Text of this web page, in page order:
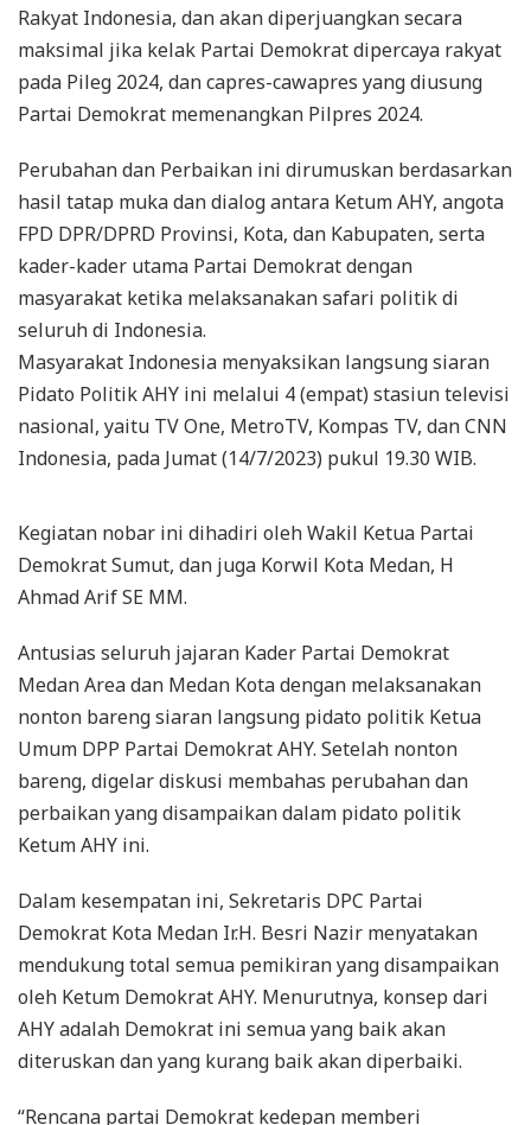
Rakyat Indonesia, dan akan diperjuangkan secara
maksimal jika kelak Partai Demokrat dipercaya rakyat
pada Pileg 2024, dan capres-cawapres yang diusung
Partai Demokrat memenangkan Pilpres 2024.
Perubahan dan Perbaikan ini dirumuskan berdasarkan
hasil tatap muka dan dialog antara Ketum AHY, angota
FPD DPR/DPRD Provinsi, Kota, dan Kabupaten, serta
kader-kader utama Partai Demokrat dengan
masyarakat ketika melaksanakan safari politik di
seluruh di Indonesia.
Masyarakat Indonesia menyaksikan langsung siaran
Pidato Politik AHY ini melalui 4 (empat) stasiun televisi
nasional, yaitu TV One, MetroTV, Kompas TV, dan CNN
Indonesia, pada Jumat (14/7/2023) pukul 19.30 WIB.
Kegiatan nobar ini dihadiri oleh Wakil Ketua Partai
Demokrat Sumut, dan juga Korwil Kota Medan, H
Ahmad Arif SE MM.
Antusias seluruh jajaran Kader Partai Demokrat
Medan Area dan Medan Kota dengan melaksanakan
nonton bareng siaran langsung pidato politik Ketua
Umum DPP Partai Demokrat AHY. Setelah nonton
bareng, digelar diskusi membahas perubahan dan
perbaikan yang disampaikan dalam pidato politik
Ketum AHY ini.
Dalam kesempatan ini, Sekretaris DPC Partai
Demokrat Kota Medan Ir.H. Besri Nazir menyatakan
mendukung total semua pemikiran yang disampaikan
oleh Ketum Demokrat AHY. Menurutnya, konsep dari
AHY adalah Demokrat ini semua yang baik akan
diteruskan dan yang kurang baik akan diperbaiki.
“Rencana partai Demokrat kedepan memberi